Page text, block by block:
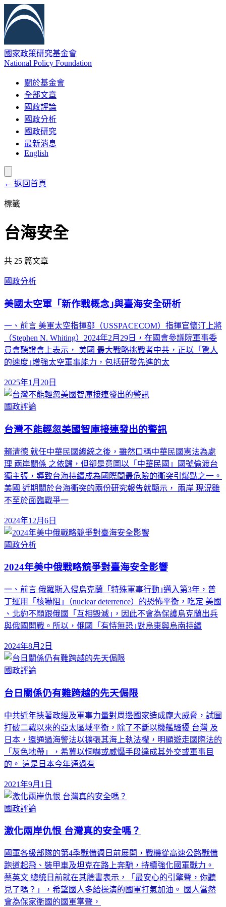
國家政策研究基金會
National Policy Foundation
關於基金會
全部文章
國政評論
國政分析
國政研究
最新消息
English
← 返回首頁
標籤
台海安全
共 25 篇文章
國政分析
美國太空軍「新作戰概念｣與臺海安全研析
一、前言 美軍太空指揮部（USSPACECOM）指揮官懷汀上將
（Stephen N. Whiting）2024年2月29日，在國會參議院軍事委
員會聽證會上表示， 美國 最大戰略挑戰者中共，正以「驚人
的速度｣增強太空軍事能力，包括研發先進的太
2025年1月20日
國政評論
台灣不能輕忽美國智庫接連發出的警訊
賴清德 就任中華民國總統之後，雖然口稱中華民國憲法為處
理 兩岸關係 之依歸，但卻是意圖以「中華民國」國號偷渡台
獨主張，導致台海持續成為國際間最危險的衝突引爆點之一。
美國 近期關於台海衝突的兩份研究報告就顯示， 兩岸 現況雖
不至於面臨戰爭一
2024年12月6日
國政分析
2024年美中俄戰略競爭對臺海安全影響
一、前言 俄羅斯入侵烏克蘭「特殊軍事行動｣邁入第3年，普
丁運用「核嚇阻｣（nuclear deterrence）的恐怖平衡，吃定 美國
、北約不願跟俄國「互相毀滅｣，因此不會為保護烏克蘭出兵
與俄國開戰。所以，俄國「有恃無恐｣對烏東與烏南持續
2024年8月2日
國政評論
台日關係仍有難跨越的先天侷限
中共近年挾著政經及軍事力量對周邊國家造成龐大威脅，試圖
打破二戰以來的亞太區域平衡，除了不斷以機艦騷擾 台灣 及
日本，還通過海警法以擴張其海上執法權，明顯遊走國際法的
「灰色地帶」，希冀以恫嚇或威懾手段達成其外交或軍事目
的。 這是日本今年通過有
2021年9月1日
國政評論
激化兩岸仇恨 台灣真的安全嗎？
國軍各級部隊的第4季戰備週日前展開，戰機從高速公路戰備
跑道起飛、裝甲車及坦克在路上奔馳，持續強化國軍戰力。
蔡英文 總統日前就在其臉書表示，「最安心的引擎聲，你聽
見了嗎？」，希望國人多給操演的國軍打氣加油。 國人當然
會為保家衛國的國軍掌聲，